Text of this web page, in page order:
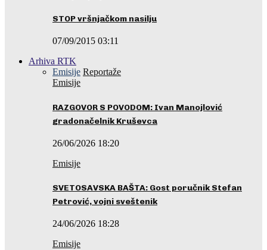
STOP vršnjačkom nasilju
07/09/2015 03:11
Arhiva RTK
Emisije Reportaže
Emisije
RAZGOVOR S POVODOM: Ivan Manojlović
gradonačelnik Kruševca
26/06/2026 18:20
Emisije
SVETOSAVSKA BAŠTA: Gost poručnik Stefan
Petrović, vojni sveštenik
24/06/2026 18:28
Emisije